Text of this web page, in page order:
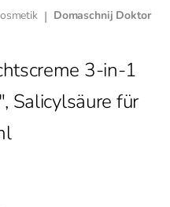
| Domaschnij Doktor
3-in-1
Salicylsäure für